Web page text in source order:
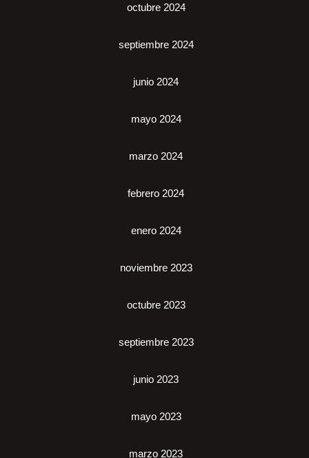
octubre 2024
septiembre 2024
junio 2024
mayo 2024
marzo 2024
febrero 2024
enero 2024
noviembre 2023
octubre 2023
septiembre 2023
junio 2023
mayo 2023
marzo 2023